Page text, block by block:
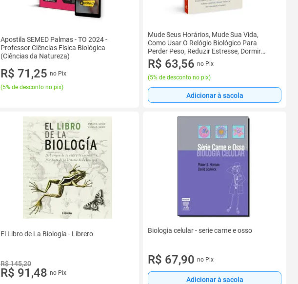
Apostila SEMED Palmas - TO 2024 -
Professor Ciências Física Biológica
(Ciências da Natureza)
R$ 71,25 no Pix
(5% de desconto no pix)
Mude Seus Horários, Mude Sua Vida,
Como Usar O Relógio Biológico Para
Perder Peso, Reduzir Estresse, Dormir
Melhor E Ter Mais Saúde E Energia - Livro
R$ 63,56 no Pix
(5% de desconto no pix)
Adicionar à sacola
El Libro de La Biología - Librero
R$ 145,20
R$ 91,48 no Pix
Biologia celular - serie carne e osso
R$ 67,90 no Pix
Adicionar à sacola